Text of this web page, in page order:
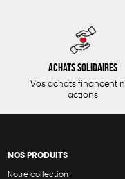
Achats solidaires
Vos achats financent
actions
NOS PRODUITS
Notre collection